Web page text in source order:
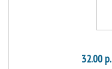
32.00 р.